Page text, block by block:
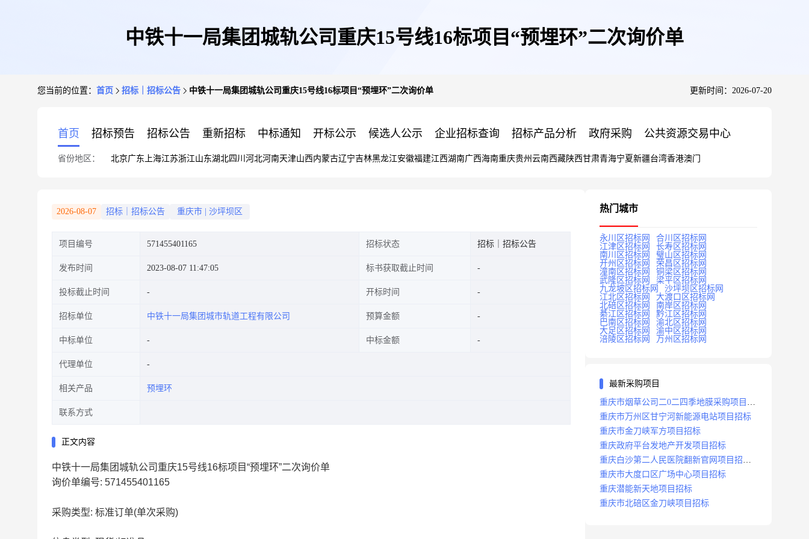
中铁十一局集团城轨公司重庆15号线16标项目“预埋环”二次询价单
您当前的位置： 首页 招标｜招标公告 中铁十一局集团城轨公司重庆15号线16标项目“预埋环”二次询价单 更新时间：2026-07-20
首页 招标预告 招标公告 重新招标 中标通知 开标公示 候选人公示 企业招标查询 招标产品分析 政府采购 公共资源交易中心
省份地区： 北京广东 上海江苏浙江山东湖北四川 河北河南天津山西内蒙古辽宁吉林黑龙江安徽福建江西湖南广西海南重庆贵州 云南西藏陕西甘肃青海宁夏新疆台湾香港澳门
2026-08-07 招标｜招标公告 重庆市 沙坪坝区
项目编号 571455401165 招标状态 招标｜招标公告
发布时间 2023-08-07 11:47:05 标书获取截止时间
投标截止时间 开标时间
招标单位 中铁十一局集团城市轨道工程有限公司 预算金额
中标单位 中标金额
代理单位
相关产品 预埋环
联系方式
正文内容
中铁十一局集团城轨公司重庆15号线16标项目“预埋环”二次询价单
询价单编号: 571455401165
采购类型: 标准订单(单次采购)
热门城市
永川区招标网
合川区招标网
江津区招标网
长寿区招标网
南川区招标网
璧山区招标网
开州区招标网
荣昌区招标网
潼南区招标网
铜梁区招标网
武隆区招标网
梁平区招标网
九龙坡区招标网
沙坪坝区招标网
江北区招标网
大渡口区招标网
北碚区招标网
南岸区招标网
綦江区招标网
黔江区招标网
巴南区招标网
渝北区招标网
大足区招标网
渝中区招标网
涪陵区招标网
万州区招标网
最新采购项目
重庆市烟草公司二0二四季地膜采购项目招
标公告
重庆市万州区甘宁河新能源电站项目招标
重庆市金刀峡军方项目招标
重庆政府平台发地产开发项目招标
重庆白沙第二人民医院翻新官网项目招标
公告
重庆市大度口区广场中心项目招标
重庆潜能新天地项目招标
重庆市北碚区金刀峡项目招标